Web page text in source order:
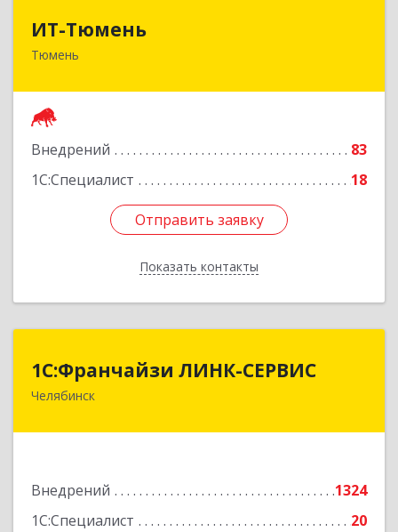
ИТ-Тюмень
Тюмень
Внедрений
83
1С:Специалист
18
Отправить заявку
Показать контакты
625000, Тюменская обл, Тюмень г, Грибоедова,
Отправить заявку
Назад
1С:Франчайзи ЛИНК-СЕРВИС
Челябинск
Внедрений
1324
1С:Специалист
20
1С:Франчайзи ЛИНК-СЕРВИС
454006, Челябинская обл, Челябинск г, 3